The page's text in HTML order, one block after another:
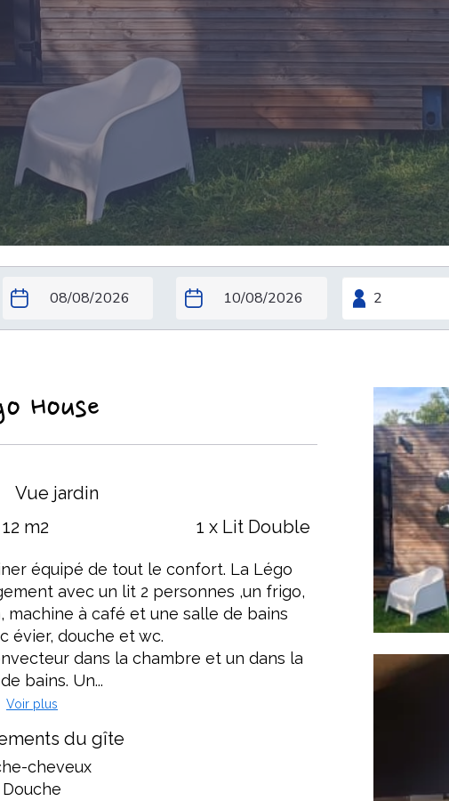
House
Vue jardin
12 m2 1 x Lit Double
équipé de tout le confort. La Légo
avec un lit 2 personnes ,un frigo,
machine à café et une salle de bains
évier, douche et wc.
dans la chambre et un dans la
bains. Un...
Voir plus
du gîte
cheveux
Douche